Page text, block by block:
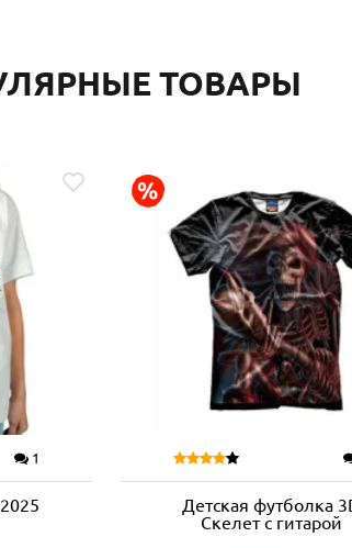
ТОВАРЫ
1
Детская футболка
Скелет с гитарой